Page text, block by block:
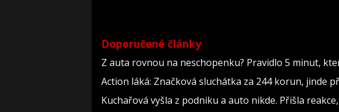
Doporučené články
Z auta rovnou na neschopenku? Pravidlo 5 minut,
Action láká: Značková sluchátka za 244 korun, jinde
Kuchařová vyšla z podniku a auto nikde. Přišla